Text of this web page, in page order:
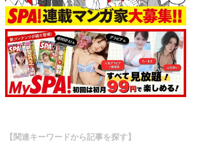
【関連キーワードから記事を探す】